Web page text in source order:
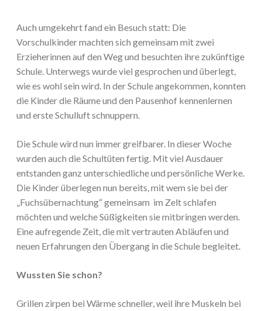
Auch umgekehrt fand ein Besuch statt: Die
Vorschulkinder machten sich gemeinsam mit zwei
Erzieherinnen auf den Weg und besuchten ihre zukünftige
Schule. Unterwegs wurde viel gesprochen und überlegt,
wie es wohl sein wird. In der Schule angekommen, konnten
die Kinder die Räume und den Pausenhof kennenlernen
und erste Schulluft schnuppern.
Die Schule wird nun immer greifbarer. In dieser Woche
wurden auch die Schultüten fertig. Mit viel Ausdauer
entstanden ganz unterschiedliche und persönliche Werke.
Die Kinder überlegen nun bereits, mit wem sie bei der
„Fuchsübernachtung“ gemeinsam im Zelt schlafen
möchten und welche Süßigkeiten sie mitbringen werden.
Eine aufregende Zeit, die mit vertrauten Abläufen und
neuen Erfahrungen den Übergang in die Schule begleitet.
Wussten Sie schon?
Grillen zirpen bei Wärme schneller, weil ihre Muskeln bei